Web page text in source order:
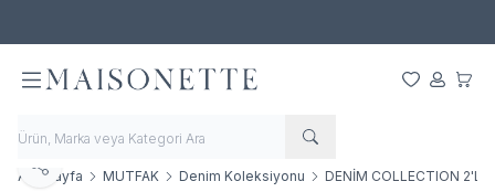
Favorilerim
Hesabım
Ana Sayfa MUTFAK Denim Koleksiyonu DENİM COLLECTION 2'Lİ
Paylaş